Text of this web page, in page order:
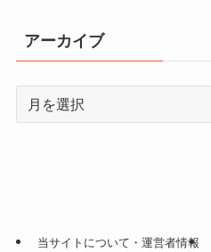
アーカイブ
当サイトについて・運営者情報